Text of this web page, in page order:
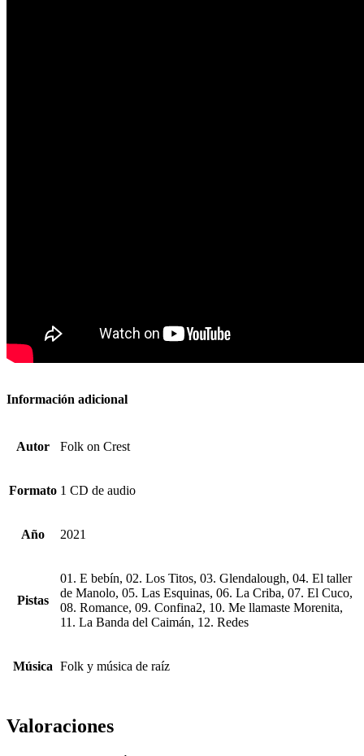
Información adicional
Autor Folk on Crest
Formato 1 CD de audio
Año 2021
Pistas
01. E bebín, 02. Los Titos, 03. Glendalough, 04. El taller
de Manolo, 05. Las Esquinas, 06. La Criba, 07. El Cuco,
08. Romance, 09. Confina2, 10. Me llamaste Morenita,
11. La Banda del Caimán, 12. Redes
Música Folk y música de raíz
Valoraciones